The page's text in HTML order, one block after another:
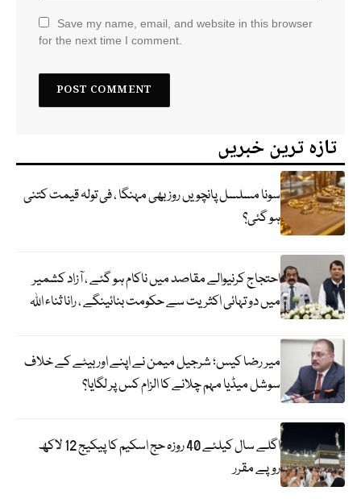
Save my name, email, and website in this browser
for the next time I comment.
تازہ ترین خبریں
سونا مسلسل پانچویں روز بھی مہنگا ، فی تولہ قیمت کتنی
ہو گئی؟
احتجاج کرنیوالے مقاصد میں ناکام ہو گئے ، آزاد کشمیر
میں دو تہائی اکثریت سے حکومت بنائینگے ، رانا ثناء اللہ
میر رضا کیس؛ شرجیل میمن نے اپنے اور بیٹے کے خلاف
سوشل میڈیا مہم چلانے کا الزام کس پر لگایا؟
اگلے سال کیلئے 40 روزہ حج اسکیم کا پیکیج 12 لاکھ
روپے مقرر